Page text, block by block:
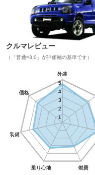
クルマレビュー
（「普通=3.0」が評価軸の基準です）
外装
燃費
乗り心地
装備
価格
1
2
3
4
5
外装
燃費
乗り心地
装備
価格
1
2
3
4
5